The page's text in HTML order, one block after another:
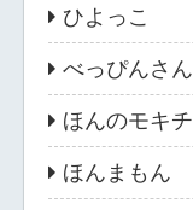
ひよっこ
べっぴんさん
ほんのモキチ
ほんまもん